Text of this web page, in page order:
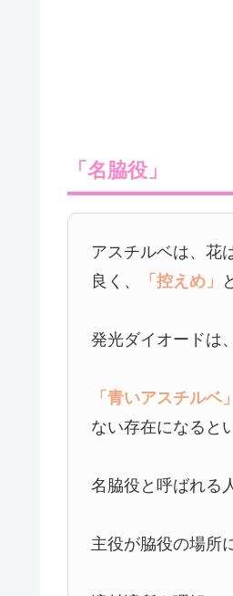
「名脇役」
アスチルベは、花
良く、
「控えめ」
発光ダイオードは
「青いアスチルベ」
ない存在になると
名脇役と呼ばれる
主役が脇役の場所